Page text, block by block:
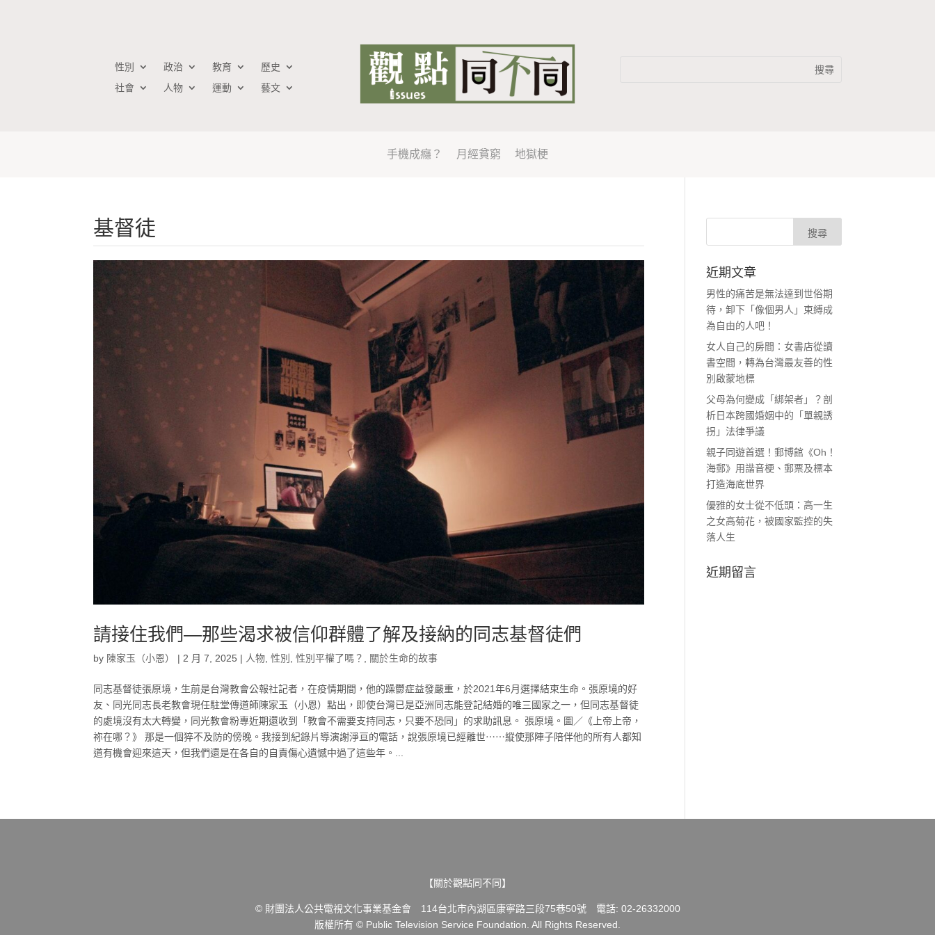
性別 政治 教育
歷史
社會
人物 運動 藝文
手機成癮？ 月經貧窮 地獄梗
基督徒
請接住我們—那些渴求被信仰群體了解及接納的同志基督徒們
by 陳家玉（小恩） | 2 月 7, 2025 | 人物 ,性別 ,性別平權了嗎？ 關於生命的故事
同志基督徒張原境，生前是台灣教會公報社記者，在疫情期間，他的躁鬱症益發嚴重，於2021年6月選擇結束生命。張原境的好
友、同光同志長老教會現任駐堂傳道師陳家玉（小恩）點出，即使台灣已是亞洲同志能登記結婚的唯三國家之一，但同志基督徒
的處境沒有太大轉變，同光教會粉專近期還收到「教會不需要支持同志，只要不恐同」的求助訊息。 張原境。圖／《上帝上帝，
祢在哪？》 那是一個猝不及防的傍晚。我接到紀錄片導演謝淨亘的電話，說張原境已經離世⋯⋯縱使那陣子陪伴他的所有人都知
道有機會迎來這天，但我們還是在各自的自責傷心遺憾中過了這些年。...
近期文章
男性的痛苦是無法達到世俗期
待，卸下「像個男人」束縛成
為自由的人吧！
女人自己的房間：女書店從讀
書空間，轉為台灣最友善的性
別啟蒙地標
父母為何變成「綁架者」？剖
析日本跨國婚姻中的「單親誘
拐」法律爭議
親子同遊首選！郵博館《Oh！
海郵》用諧音梗、郵票及標本
打造海底世界
優雅的女士從不低頭：高一生
之女高菊花，被國家監控的失
落人生
近期留言
【關於觀點同不同】
© 財團法人公共電視文化事業基金會 114台北市內湖區康寧路三段75巷50號 電話: 02-26332000
版權所有 © Public Television Service Foundation. All Rights Reserved.